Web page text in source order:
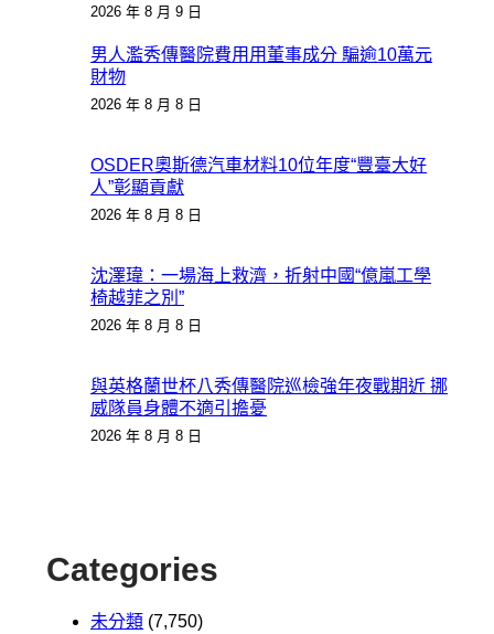
2026 年 8 月 9 日
男人濫秀傳醫院費用用董事成分 騙逾10萬元
財物
2026 年 8 月 8 日
OSDER奧斯德汽車材料10位年度“豐臺大好
人”彰顯貢獻
2026 年 8 月 8 日
沈澤瑋：一場海上救濟，折射中國“億嵐工學
椅越菲之別”
2026 年 8 月 8 日
與英格蘭世杯八秀傳醫院巡檢強年夜戰期近 挪
威隊員身體不適引擔憂
2026 年 8 月 8 日
Categories
未分類 (7,750)